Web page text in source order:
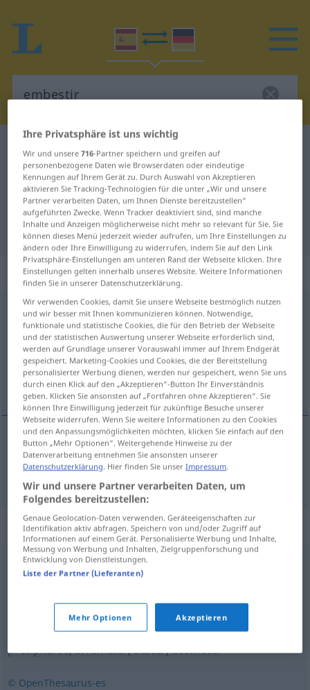
Spanisch-Deutsch Übersetzung für
"embestir"
"embestir" Deutsch Übersetzung
„embestir“: verbo transitivo
embestir [embesˈtir]v/t
Übersicht aller Übersetzungen
(Für mehr Details die Übersetzung anklicken/antippen)
anfallen, angreifen
anfallen,angreifen embestir tbtoro
Synonyme für "embestir"
agredir,atacar,atentar,acometer
abalanzarse,arrojarse,lanzarse,echarse,tirarse
precipitarse,arremeter,atacar,acometer
© OpenThesaurus-es
Ihre Privatsphäre ist uns wichtig
Wir und unsere716-Partner speichern und greifen auf
personenbezogene Daten wie Browserdaten oder eindeutige
Kennungen auf Ihrem Gerät zu. Durch Auswahl von Akzeptieren
aktivieren Sie Tracking-Technologien für die unter „Wir und unsere
Partner verarbeiten Daten, um Ihnen Dienste bereitzustellen“
aufgeführten Zwecke. Wenn Tracker deaktiviert sind, sind manche
Inhalte und Anzeigen möglicherweise nicht mehr so relevant für Sie. Sie
können dieses Menü jederzeit wieder aufrufen, um Ihre Einstellungen zu
ändern oder Ihre Einwilligung zu widerrufen, indem Sie auf den Link
Privatsphäre-Einstellungen am unteren Rand der Webseite klicken. Ihre
Einstellungen gelten innerhalb unseres Website. Weitere Informationen
finden Sie in unserer Datenschutzerklärung.
Wir verwenden Cookies, damit Sie unsere Webseite bestmöglich nutzen
und wir besser mit Ihnen kommunizieren können. Notwendige,
funktionale und statistische Cookies, die für den Betrieb der Webseite
und der statistischen Auswertung unserer Webseite erforderlich sind,
werden auf Grundlage unserer Vorauswahl immer auf Ihrem Endgerät
gespeichert. Marketing-Cookies und Cookies, die der Bereitstellung
personalisierter Werbung dienen, werden nur gespeichert, wenn Sie uns
durch einen Klick auf den „Akzeptieren“-Button Ihr Einverständnis
geben. Klicken Sie ansonsten auf „Fortfahren ohne Akzeptieren“. Sie
können Ihre Einwilligung jederzeit für zukünftige Besuche unserer
Webseite widerrufen. Wenn Sie weitere Informationen zu den Cookies
und den Anpassungsmöglichkeiten möchten, klicken Sie einfach auf den
Button „Mehr Optionen“. Weitergehende Hinweise zu der
Datenverarbeitung entnehmen Sie ansonsten unserer
Datenschutzerklärung. Hier finden Sie unserImpressum.
Wir und unsere Partner verarbeiten Daten, um
Folgendes bereitzustellen:
Genaue Geolocation-Daten verwenden. Geräteeigenschaften zur
Identifikation aktiv abfragen. Speichern von und/oder Zugriff auf
Informationen auf einem Gerät. Personalisierte Werbung und Inhalte,
Messung von Werbung und Inhalten, Zielgruppenforschung und
Entwicklung von Dienstleistungen.
Liste der Partner (Lieferanten)
Mehr Optionen Akzeptieren